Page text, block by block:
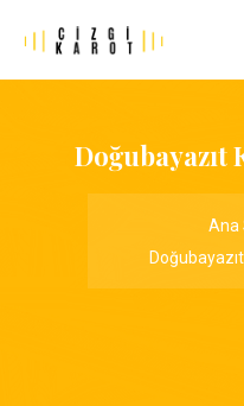
Doğubayazıt
Ana